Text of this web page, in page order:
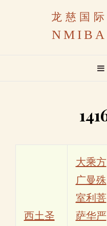
龙慈国
NMIBA
西土圣
大乘方
广曼殊
室利菩
萨华严